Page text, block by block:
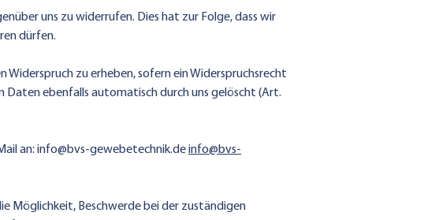
uns zu widerrufen. Dies hat zur Folge, dass wir
dürfen.
zu erheben, sofern ein Widerspruchsrecht
Daten ebenfalls automatisch durch uns gelöscht (Art.
an: info@bvs-gewebetechnik.deinfo@bvs-
Möglichkeit, Beschwerde bei der zuständigen